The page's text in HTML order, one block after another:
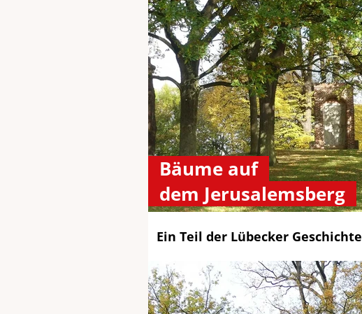
Bäume auf
dem Jerusalemsberg
Ein Teil der Lübecker Geschichte